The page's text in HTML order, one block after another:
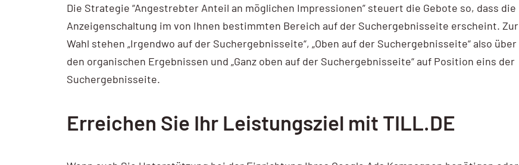
Die Strategie “Angestrebter Anteil an möglichen Impressionen” steuert die Gebote so, dass die
Anzeigenschaltung im von Ihnen bestimmten Bereich auf der Suchergebnisseite erscheint. Zur
Wahl stehen „Irgendwo auf der Suchergebnisseite“, „Oben auf der Suchergebnisseite“ also über
den organischen Ergebnissen und „Ganz oben auf der Suchergebnisseite“ auf Position eins der
Suchergebnisseite.
Erreichen Sie Ihr Leistungsziel mit TILL.DE